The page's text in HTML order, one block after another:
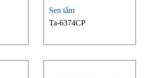
Sen tắm
Ta-6374CP